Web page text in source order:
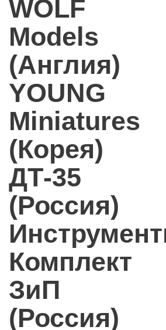
WOLF
Models
(Англия)
YOUNG
Miniatures
(Корея)
ДТ-35
(Россия)
Комплект
ЗиП
(Россия)